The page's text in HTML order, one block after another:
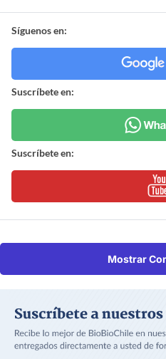
Síguenos en:
Suscríbete en:
Suscríbete en:
Mostrar